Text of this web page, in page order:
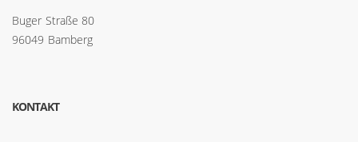
Buger Straße 80
96049 Bamberg
KONTAKT